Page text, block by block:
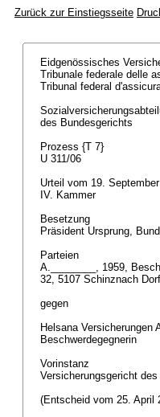
Zurück zur Einstiegsseite
Eidgenössisches
Tribunale federale delle
Tribunal federal
des Bundesgerichts
Prozess {T 7}
U 311/06
Urteil vom 19.
IV. Kammer
Besetzung
Präsident Ursprung,
Parteien
A.________, 1959,
32, 5107 Schinznach
gegen
Helsana Versicherungen
Beschwerdegegnerin
Vorinstanz
Versicherungsgericht
(Entscheid vom 25. April